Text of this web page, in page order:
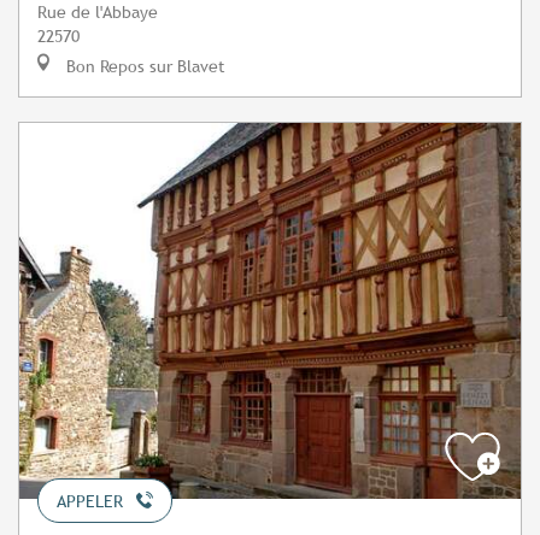
Rue de l'Abbaye
22570
Bon Repos sur Blavet
APPELER